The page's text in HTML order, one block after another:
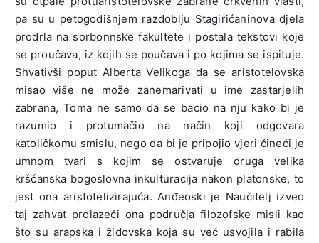
pa su u petogodišnjem razdoblju Stagirićaninova djela
prodrla na sorbonnske fakultete i postala tekstovi koje
se proučava, iz kojih se poučava i po kojima se ispituje.
Shvativši poput Alberta Velikoga da se aristotelovska
misao više ne može zanemarivati u ime zastarjelih
zabrana, Toma ne samo da se bacio na nju kako bi je
razumio i protumačio na način koji odgovara
katoličkomu smislu, nego da bi je pripojio vjeri čineći je
umnom tvari s kojim se ostvaruje druga velika
kršćanska bogoslovna inkulturacija nakon platonske, to
jest ona aristotelizirajuća. Anđeoski je Naučitelj izveo
taj zahvat prolazeći ona područja filozofske misli kao
što su arapska i židovska koja su već usvojila i rabila